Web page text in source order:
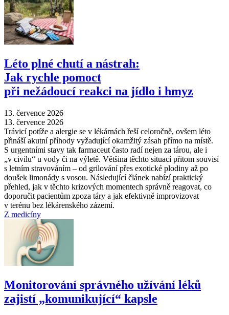
Léto plné chutí a nástrah:
Jak rychle pomoct
při nežádoucí reakci na jídlo i hmyz
13. července 2026
13. července 2026
Trávicí potíže a alergie se v lékárnách řeší celoročně, ovšem léto
přináší akutní příhody vyžadující okamžitý zásah přímo na místě.
S urgentními stavy tak farmaceut často radí nejen za tárou, ale i
„v civilu“ u vody či na výletě. Většina těchto situací přitom souvisí
s letním stravováním –⁠ od grilování přes exotické plodiny až po
doušek limonády s vosou. Následující článek nabízí praktický
přehled, jak v těchto krizových momentech správně reagovat, co
doporučit pacientům zpoza táry a jak efektivně improvizovat
v terénu bez lékárenského zázemí.
Z medicíny
Monitorování správného užívání léků
zajistí „komunikující“ kapsle